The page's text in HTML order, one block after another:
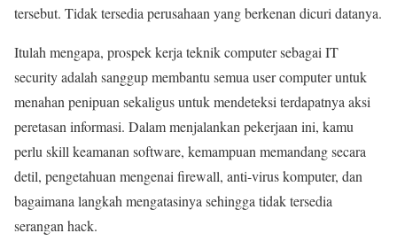
tersebut. Tidak tersedia perusahaan yang berkenan dicuri datanya.
Itulah mengapa, prospek kerja teknik computer sebagai IT
security adalah sanggup membantu semua user computer untuk
menahan penipuan sekaligus untuk mendeteksi terdapatnya aksi
peretasan informasi. Dalam menjalankan pekerjaan ini, kamu
perlu skill keamanan software, kemampuan memandang secara
detil, pengetahuan mengenai firewall, anti-virus komputer, dan
bagaimana langkah mengatasinya sehingga tidak tersedia
serangan hack.